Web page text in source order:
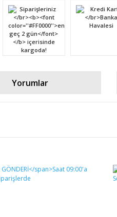
Yorumlar
Bu ürüne ilk